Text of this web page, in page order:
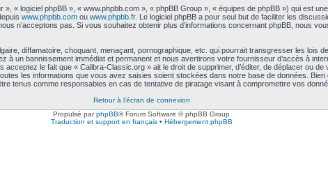
« logiciel phpBB », « www.phpbb.com », « phpBB Group », « équipes de phpBB ») qui est
www.phpbb.comou www.phpbb.fr. Le logiciel phpBB a pour seul but de faciliter les
n’acceptons pas. Si vous souhaitez obtenir plus d’informations concernant phpBB, nous
diffamatoire, choquant, menaçant, pornographique, etc. qui pourrait transgresser les lois
un bannissement immédiat et permanent et nous avertirons votre fournisseur d’accès à
le fait que « Calibra-Classic.org » ait le droit de supprimer, d’éditer, de déplacer ou de
les informations que vous avez saisies soient stockées dans notre base de données.
tenus comme responsables en cas de tentative de piratage visant à compromettre vos
Retour à l’écran de connexion
Propulsé parphpBB® Forum Software © phpBB Group
Traduction et support en français• Hébergement phpBB